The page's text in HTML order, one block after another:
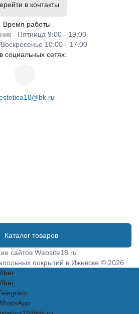
в контакты
Время работы
- Пятница 9:00 - 19:00
10:00 - 17:00
социальных сетях:
Каталог товаров
сайтов Website18.ru
покрытий в Ижевске © 2026